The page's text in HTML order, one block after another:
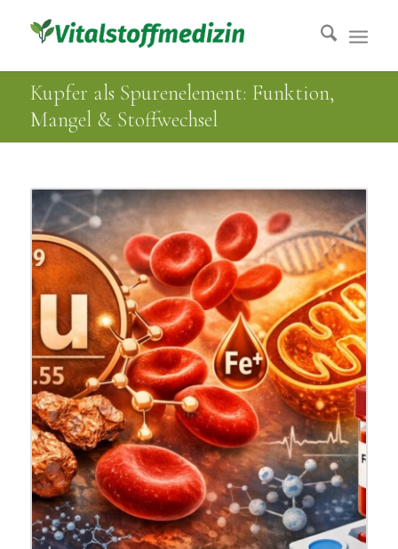
Kupfer als Spurenelement: Funktion,
Mangel & Stoffwechsel